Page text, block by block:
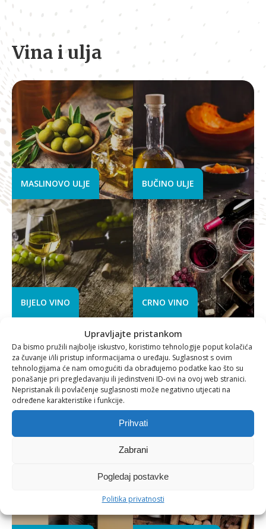
Upravljajte pristankom
Da bismo pružili najbolje iskustvo, koristimo tehnologije poput kolačića
za čuvanje i/ili pristup informacijama o uređaju. Suglasnost s ovim
tehnologijama će nam omogućiti da obrađujemo podatke kao što su
ponašanje pri pregledavanju ili jedinstveni ID-ovi na ovoj web stranici.
Nepristanak ili povlačenje suglasnosti može negativno utjecati na
određene karakteristike i funkcije.
Prihvati
Zabrani
Pogledaj postavke
Politika privatnosti
Vina i ulja
MASLINOVO ULJE BUČINO ULJE
BIJELO VINO CRNO VINO
PJENUŠAVA VINA